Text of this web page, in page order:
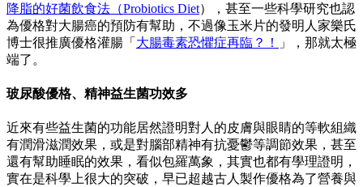
降脂的好菌飲食法（Probiotics Diet），甚至一些科學研究也認
為優格對大腸癌的預防有幫助，不過像玉米片的發明人家樂氏
博士很推廣優格灌腸「 大腸毒素恐懼症再臨？！
」，那就太極
端了。
玻尿酸優格、精神益生菌功效多
近來有些益生菌的功能居然證明對人的皮膚與眼睛的等軟組織
有潤滑滋潤效果，或是對腦部精神有抗憂鬱等調節效果，甚至
還有幫助睡眠的效果，看似包羅萬象，其實也都有學理證明，
實在是科學上很大的突破，早已超越古人製作優格為了營養與